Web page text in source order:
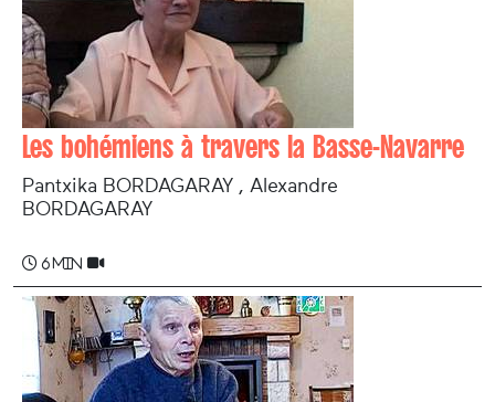
Les bohémiens à travers la Basse-Navarre
Pantxika BORDAGARAY , Alexandre
BORDAGARAY
6 min